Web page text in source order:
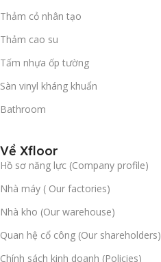
Thảm cỏ nhân tạo
Thảm cao su
Tấm nhựa ốp tường
Sàn vinyl kháng khuẩn
Bathroom
Về Xfloor
Hồ sơ năng lực (Company profile)
Nhà máy ( Our factories)
Nhà kho (Our warehouse)
Quan hệ cổ công (Our shareholders)
Chính sách kinh doanh (Policies)